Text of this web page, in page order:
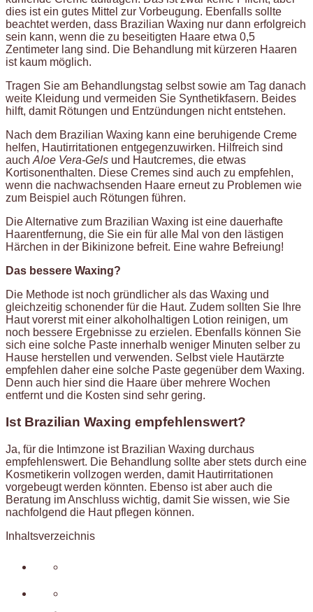
dies ist ein gutes Mittel zur Vorbeugung. Ebenfalls sollte
beachtet werden, dass Brazilian Waxing nur dann erfolgreich
sein kann, wenn die zu beseitigten Haare etwa 0,5
Zentimeter lang sind. Die Behandlung mit kürzeren Haaren
ist kaum möglich.
Tragen Sie am Behandlungstag selbst sowie am Tag danach
weite Kleidung und vermeiden Sie Synthetikfasern. Beides
hilft, damit Rötungen und Entzündungen nicht entstehen.
Nach dem Brazilian Waxing kann eine beruhigende Creme
helfen, Hautirritationen entgegenzuwirken. Hilfreich sind
auch Aloe Vera-Gels und Hautcremes, die etwas
Kortisonenthalten. Diese Cremes sind auch zu empfehlen,
wenn die nachwachsenden Haare erneut zu Problemen wie
zum Beispiel auch Rötungen führen.
Die Alternative zum Brazilian Waxing ist eine dauerhafte
Haarentfernung, die Sie ein für alle Mal von den lästigen
Härchen in der Bikinizone befreit. Eine wahre Befreiung!
Das bessere Waxing?
Die Methode ist noch gründlicher als das Waxing und
gleichzeitig schonender für die Haut. Zudem sollten Sie Ihre
Haut vorerst mit einer alkoholhaltigen Lotion reinigen, um
noch bessere Ergebnisse zu erzielen. Ebenfalls können Sie
sich eine solche Paste innerhalb weniger Minuten selber zu
Hause herstellen und verwenden. Selbst viele Hautärzte
empfehlen daher eine solche Paste gegenüber dem Waxing.
Denn auch hier sind die Haare über mehrere Wochen
entfernt und die Kosten sind sehr gering.
Ist Brazilian Waxing empfehlenswert?
Ja, für die Intimzone ist Brazilian Waxing durchaus
empfehlenswert. Die Behandlung sollte aber stets durch eine
Kosmetikerin vollzogen werden, damit Hautirritationen
vorgebeugt werden könnten. Ebenso ist aber auch die
Beratung im Anschluss wichtig, damit Sie wissen, wie Sie
nachfolgend die Haut pflegen können.
Inhaltsverzeichnis